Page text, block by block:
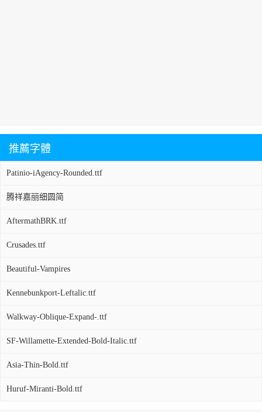
推薦字體
Patinio-iAgency-Rounded.ttf
腾祥嘉丽细圆简
AftermathBRK.ttf
Crusades.ttf
Beautiful-Vampires
Kennebunkport-Leftalic.ttf
Walkway-Oblique-Expand-.ttf
SF-Willamette-Extended-Bold-Italic.ttf
Asia-Thin-Bold.ttf
Huruf-Miranti-Bold.ttf